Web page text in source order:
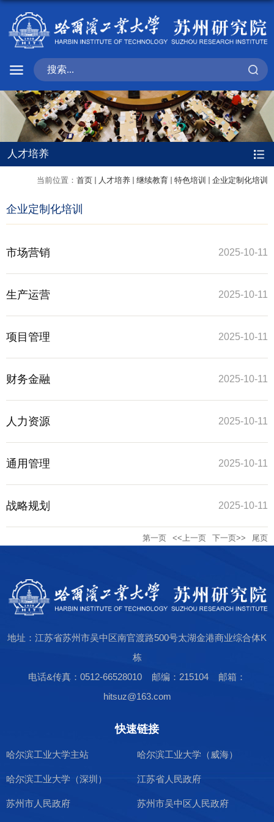
人才培养
当前位置： 首页 人才培养 继续教育 特色培训 企业定制化培训
企业定制化培训
市场营销 2025-10-11
生产运营 2025-10-11
项目管理 2025-10-11
财务金融 2025-10-11
人力资源 2025-10-11
通用管理 2025-10-11
战略规划 2025-10-11
第一页 <<上一页 下一页>> 尾页
地址：江苏省苏州市吴中区南官渡路500号太湖金港商业综合体K
栋
电话&传真：0512-66528010 邮编：215104 邮箱：
hitsuz@163.com
快速链接
哈尔滨工业大学主站 哈尔滨工业大学（威海）
哈尔滨工业大学（深圳） 江苏省人民政府
苏州市人民政府 苏州市吴中区人民政府